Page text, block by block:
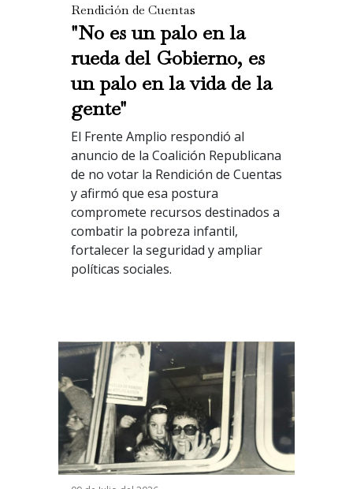
Rendición de Cuentas
"No es un palo en la
rueda del Gobierno, es
un palo en la vida de la
gente"
El Frente Amplio respondió al
anuncio de la Coalición Republicana
de no votar la Rendición de Cuentas
y afirmó que esa postura
compromete recursos destinados a
combatir la pobreza infantil,
fortalecer la seguridad y ampliar
políticas sociales.